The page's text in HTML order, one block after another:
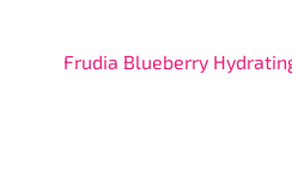
Frudia Blueberry